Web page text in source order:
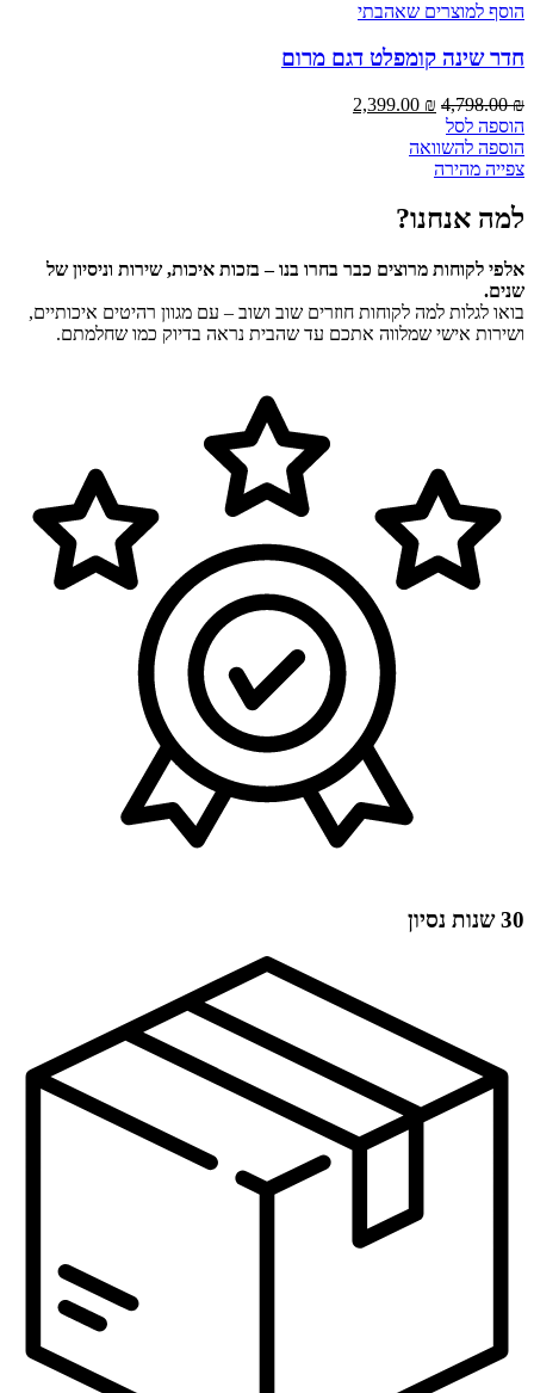
הוסף למוצרים שאהבתי
חדר שינה קומפלט דגם מרום
4,798.00₪
המחיר
היה:
4,798.00 ₪.
2,399.00 ₪
הוספה לסל
הוספה להשוואה
צפייה מהירה
למה אנחנו?
אלפי לקוחות מרוצים כבר בחרו בנו – בזכות איכות, שירות וניסיון של
שנים.
בואו לגלות למה לקוחות חוזרים שוב ושוב – עם מגוון רהיטים איכותיים,
ושירות אישי שמלווה אתכם עד שהבית נראה בדיוק כמו שחלמתם.
30 שנות נסיון